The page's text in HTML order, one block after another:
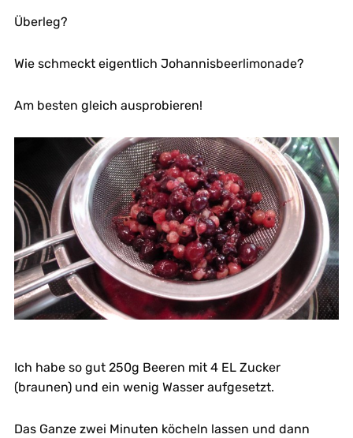
Überleg?
Wie schmeckt eigentlich Johannisbeerlimonade?
Am besten gleich ausprobieren!
Ich habe so gut 250g Beeren mit 4 EL Zucker
(braunen) und ein wenig Wasser aufgesetzt.
Das Ganze zwei Minuten köcheln lassen und dann